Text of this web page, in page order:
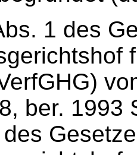
1 des
ber.